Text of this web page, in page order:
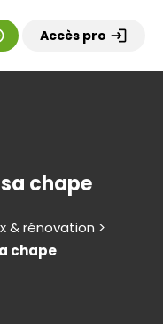
Accès pro login
chape
& rénovation >
chape